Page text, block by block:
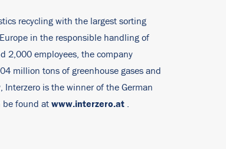
recycling with the largest sorting
in the responsible handling of
2,000 employees, the company
million tons of greenhouse gases and
is the winner of the German
be found at www.interzero.at